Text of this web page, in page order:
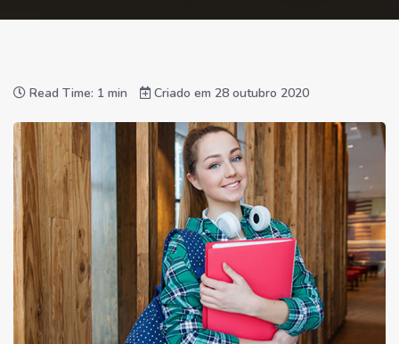
Read Time: 1 min Criado em 28 outubro 2020